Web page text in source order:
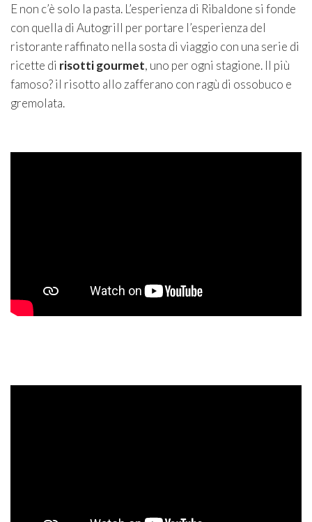
E non c’è solo la pasta. L’esperienza di Ribaldone si fonde
con quella di Autogrill per portare l’esperienza del
ristorante raffinato nella sosta di viaggio con una serie di
ricette di risottigourmet, uno per ogni stagione. Il più
famoso? il risotto allo zafferano con ragù di ossobuco e
gremolata.